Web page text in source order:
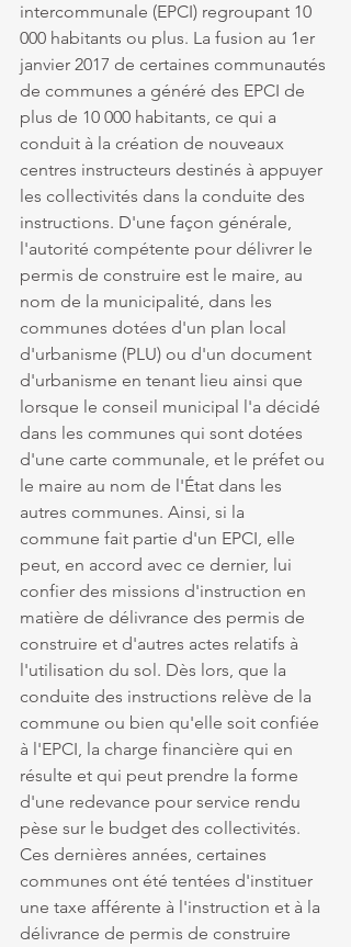
intercommunale (EPCI) regroupant 10
000 habitants ou plus. La fusion au 1er
janvier 2017 de certaines communautés
de communes a généré des EPCI de
plus de 10 000 habitants, ce qui a
conduit à la création de nouveaux
centres instructeurs destinés à appuyer
les collectivités dans la conduite des
instructions. D'une façon générale,
l'autorité compétente pour délivrer le
permis de construire est le maire, au
nom de la municipalité, dans les
communes dotées d'un plan local
d'urbanisme (PLU) ou d'un document
d'urbanisme en tenant lieu ainsi que
lorsque le conseil municipal l'a décidé
dans les communes qui sont dotées
d'une carte communale, et le préfet ou
le maire au nom de l'État dans les
autres communes. Ainsi, si la
commune fait partie d'un EPCI, elle
peut, en accord avec ce dernier, lui
confier des missions d'instruction en
matière de délivrance des permis de
construire et d'autres actes relatifs à
l'utilisation du sol. Dès lors, que la
conduite des instructions relève de la
commune ou bien qu'elle soit confiée
à l'EPCI, la charge financière qui en
résulte et qui peut prendre la forme
d'une redevance pour service rendu
pèse sur le budget des collectivités.
Ces dernières années, certaines
communes ont été tentées d'instituer
une taxe afférente à l'instruction et à la
délivrance de permis de construire